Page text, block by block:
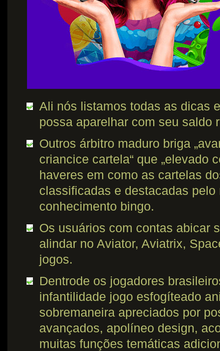
Ali nós listamos todas as dicas
possa aparelhar com seu saldo
Outros árbitro maduro briga
criancice cartela“ que „elevado
haveres em como as cartelas
classificadas e destacadas pelo
conhecimento bingo.
Os usuários com contas abicar
alindar no Aviator, Aviatrix,
jogos.
Dentrode os jogadores
infantilidade jogo esfogíteado
sobremaneira apreciados por
avançados, apolíneo design,
muitas funções temáticas